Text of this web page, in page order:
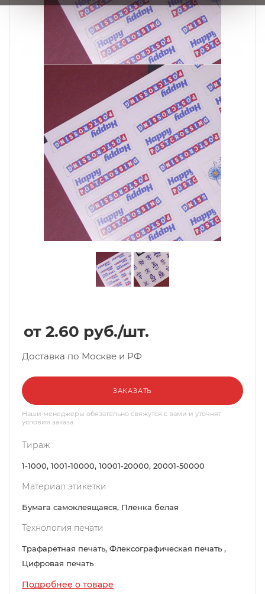
2.60 руб./шт.
Доставка по Москве и РФ
ЗАКАЗАТЬ
Наши менеджеры обязательно свяжутся с вами и уточнят
условия заказа
Тираж
1-1000, 1001-10000, 10001-20000, 20001-50000
Материал этикетки
Бумага самоклеящаяся, Пленка белая
Технология печати
Трафаретная печать, Флексографическая печать ,
Цифровая печать
Подробнее о товаре